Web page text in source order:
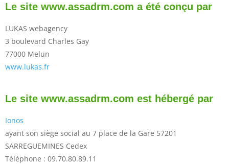
Le site www.assadrm.com a été conçu par
LUKAS webagency
3 boulevard Charles Gay
77000 Melun
www.lukas.fr
Le site www.assadrm.com est hébergé par
Ionos
ayant son siège social au 7 place de la Gare 57201
SARREGUEMINES Cedex
Téléphone : 09.70.80.89.11